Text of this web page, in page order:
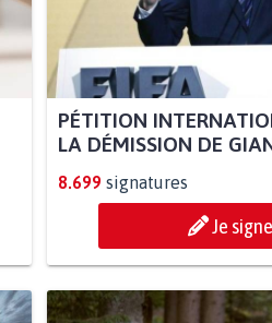
PÉTITION
LA DÉMISSION DE
8.699 signatures
Je signe